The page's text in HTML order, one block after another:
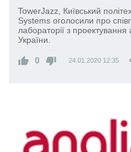
​TowerJazz, Київський
Systems оголосили про
лабораторії з
України.
0 24.01.2020 12:35